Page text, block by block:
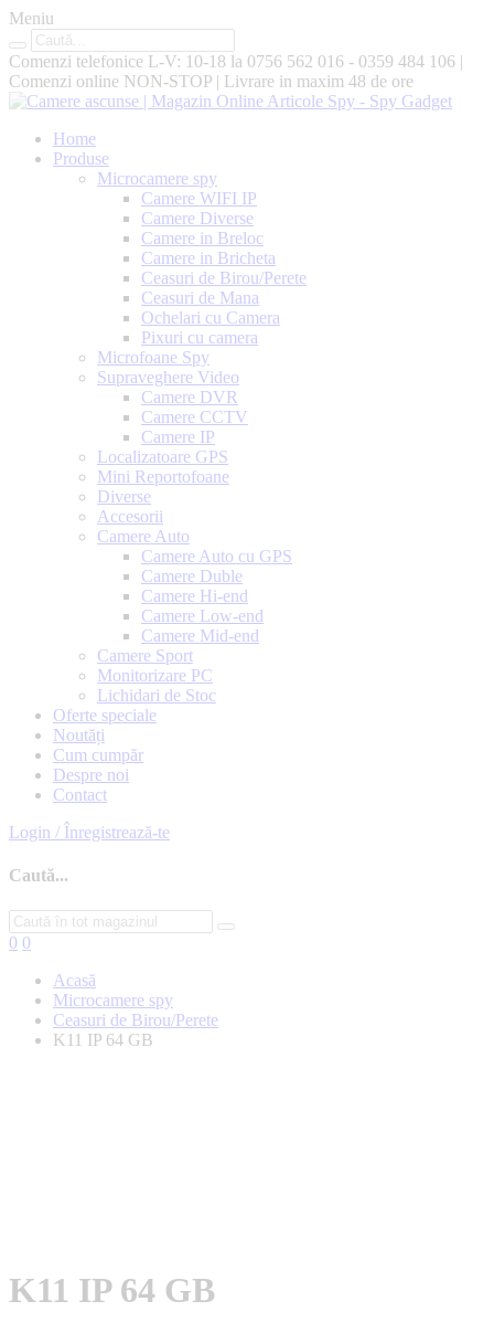
Meniu
Comenzi telefonice L-V: 10-18 la 0756 562 016 - 0359 484 106 |
Comenzi online NON-STOP | Livrare in maxim 48 de ore
Home
Produse
Microcamere spy
Camere WIFI IP
Camere Diverse
Camere in Breloc
Camere in Bricheta
Ceasuri de Birou/Perete
Ceasuri de Mana
Ochelari cu Camera
Pixuri cu camera
Microfoane Spy
Supraveghere Video
Camere DVR
Camere CCTV
Camere IP
Localizatoare GPS
Mini Reportofoane
Diverse
Accesorii
Camere Auto
Camere Auto cu GPS
Camere Duble
Camere Hi-end
Camere Low-end
Camere Mid-end
Camere Sport
Monitorizare PC
Lichidari de Stoc
Oferte speciale
Noutăți
Cum cumpăr
Despre noi
Contact
Login / Înregistrează-te
Caută...
0 0
Acasă
Microcamere spy
Ceasuri de Birou/Perete
K11 IP 64 GB
K11 IP 64 GB